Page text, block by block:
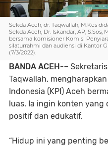
Sekda Aceh, dr. Taqwallah, M.Kes
Sekda Aceh, Dr. Iskandar, AP,
bersama komisioner Komisi
silaturrahmi dan audiensi di Kantor
(7/3/2022).
BANDA ACEH-–
Taqwallah,
Indonesia (KPI) Aceh
luas. Ia ingin konten yang
positif dan edukatif.
“Hidup ini yang penting